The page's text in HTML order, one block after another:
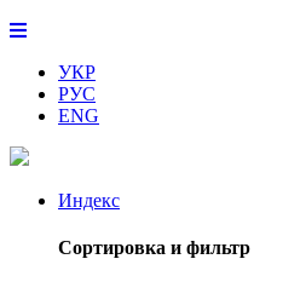
УКР
РУС
ENG
Индекс
Сортировка и фильтр